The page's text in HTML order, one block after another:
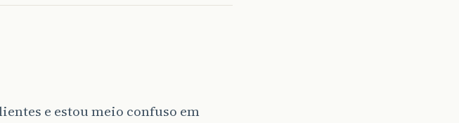
e estou meio confuso em